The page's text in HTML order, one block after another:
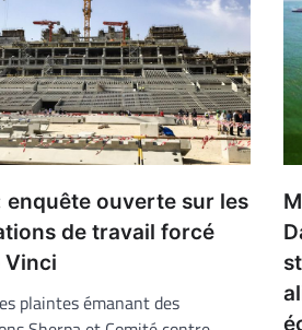
enquête ouverte sur les
de travail forcé
plaintes émanant des